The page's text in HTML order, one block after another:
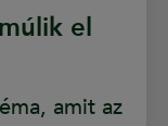
el
amit az